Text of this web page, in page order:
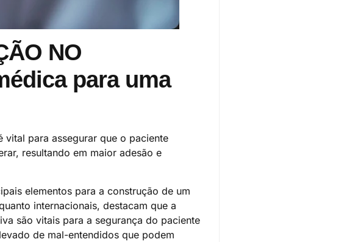
NO
para uma
para assegurar que o paciente
resultando em maior adesão e
elementos para a construção de um
internacionais, destacam que a
são vitais para a segurança do paciente
de mal-entendidos que podem